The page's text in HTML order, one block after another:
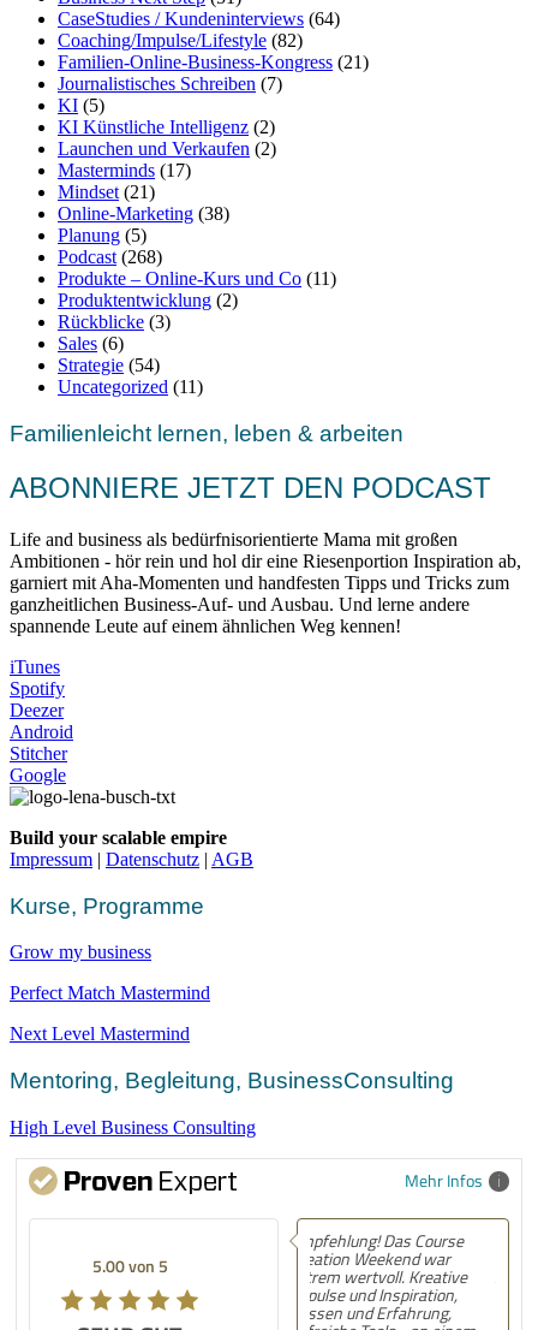
CaseStudies / Kundeninterviews (64)
Coaching/Impulse/Lifestyle (82)
Familien-Online-Business-Kongress (21)
Journalistisches Schreiben (7)
KI (5)
KI Künstliche Intelligenz (2)
Launchen und Verkaufen (2)
Masterminds (17)
Mindset(21)
Online-Marketing (38)
Planung (5)
Podcast(268)
Produkte – Online-Kurs und Co (11)
Produktentwicklung (2)
Rückblicke (3)
Sales (6)
Strategie (54)
Uncategorized (11)
Familienleicht lernen, leben & arbeiten
ABONNIERE JETZT DEN PODCAST
Life and business als bedürfnisorientierte Mama mit großen
Ambitionen - hör rein und hol dir eine Riesenportion Inspiration ab,
garniert mit Aha-Momenten und handfesten Tipps und Tricks zum
ganzheitlichen Business-Auf- und Ausbau. Und lerne andere
spannende Leute auf einem ähnlichen Weg kennen!
iTunes
Spotify
Deezer
Android
Stitcher
Google
Build your scalable empire
Impressum | Datenschutz | AGB
Kurse, Programme
Grow my business
Perfect Match Mastermind
Next Level Mastermind
Mentoring, Begleitung, BusinessConsulting
High Level Business Consulting
Mehr Infos
Empfehlung! Das Course
Creation Weekend war
extrem wertvoll. Kreative
Impulse und Inspiration,
Wissen und Erfahrung,
Empfehlung! Spannende
Erkenntnisse und
strukturierte, gut
aufbereitete Anleitung!